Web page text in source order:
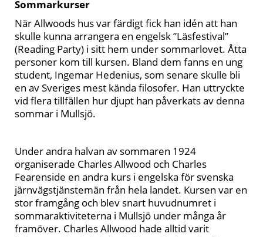
Sommarkurser
När Allwoods hus var färdigt fick han idén att han
skulle kunna arrangera en engelsk ”Läsfestival”
(Reading Party) i sitt hem under sommarlovet. Åtta
personer kom till kursen. Bland dem fanns en ung
student, Ingemar Hedenius, som senare skulle bli
en av Sveriges mest kända filosofer. Han uttryckte
vid flera tillfällen hur djupt han påverkats av denna
sommar i Mullsjö.
Under andra halvan av sommaren 1924
organiserade Charles Allwood och Charles
Fearenside en andra kurs i engelska för svenska
järnvägstjänstemän från hela landet. Kursen var en
stor framgång och blev snart huvudnumret i
sommaraktiviteterna i Mullsjö under många år
framöver. Charles Allwood hade alltid varit